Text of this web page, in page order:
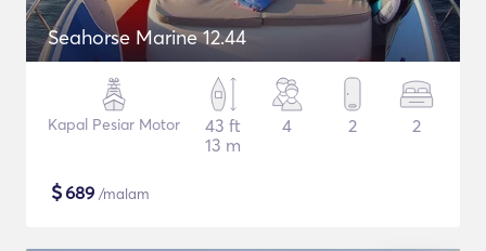
Seahorse Marine 12.44
Kapal Pesiar Motor
43 ft
13 m
4 2 2
$689 /malam